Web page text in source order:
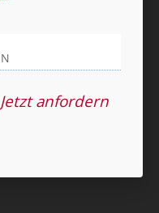
Jetzt anfordern